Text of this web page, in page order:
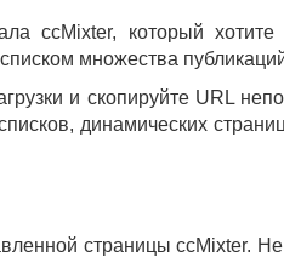
ccMixter, который
множества
и скопируйте URL
динамических
страницы ccMixter.